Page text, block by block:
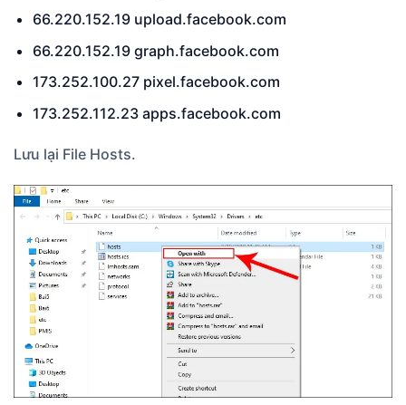
66.220.152.19 upload.facebook.com
66.220.152.19 graph.facebook.com
173.252.100.27 pixel.facebook.com
173.252.112.23 apps.facebook.com
Lưu lại File Hosts.